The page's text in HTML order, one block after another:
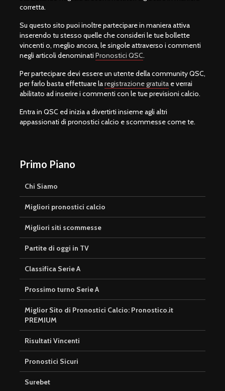
corretta.
Su questo sito puoi inoltre partecipare in maniera attiva
inserendo tu stesso quelle che consideri le tue bollette
vincenti o, meglio ancora, le singole attraverso i commenti
negli articoli denominati Pronostici QSC.
Per partecipare devi essere un utente della community QSC,
per farlo basta effettuare laregistrazione gratuita e verrai
abilitato ad inserire i commenti con le tue previsioni calcio.
Entra in QSC ed inizia a divertirti insieme agli altri
appassionati di pronostici calcio e scommesse come te.
Primo Piano
Chi Siamo
Migliori pronostici calcio
Migliori siti scommesse
Partite di oggi in TV
Classifica Serie A
Prossimo turno Serie A
Miglior Sito di Pronostici Calcio: Pronostico.it
PREMIUM
Risultati Vincenti
Pronostici Sicuri
Surebet